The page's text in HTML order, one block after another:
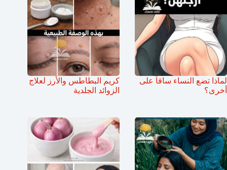
لماذا تضع النساء ساقاً على
أخرى؟
كريم البطاطس والأرز لعلاج
الزوائد الجلدية